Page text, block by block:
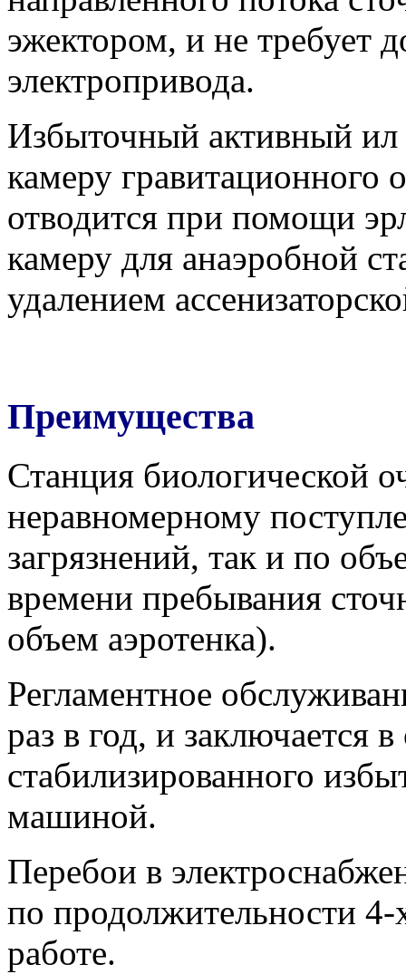
эжектором, и не требует
электропривода.
Избыточный активный ил
камеру гравитационного
отводится при помощи
камеру для анаэробной
удалением
Преимущества
Станция биологической
неравномерному
загрязнений, так и по
времени пребывания
объем аэротенка).
Регламентное
раз в год, и заключается
стабилизированного
машиной.
Перебои в
по продолжительности 4-
работе.